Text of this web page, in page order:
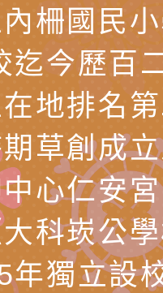
動
本教育文
出會思考
小學巡
關係的挑
區大成國
115學年
樂班鑑定
作本市「
關懷平臺
區忠貞國
115學年
樂班鑑定
雄師範大
特殊教
」暨徵稿
檢送修正
片連結一
為強化社
柵國民
迄今歷百
地排名
草創成
心仁安
科崁公
年獨立設